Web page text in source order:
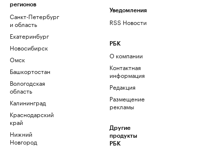
регионов
Санкт-Петербург
и область
Екатеринбург
Новосибирск
Омск
Башкортостан
Вологодская
область
Калининград
Краснодарский
край
Нижний
Новгород
Уведомления
RSS Новости
РБК
О компании
Контактная
информация
Редакция
Размещение
рекламы
Другие
продукты
РБК